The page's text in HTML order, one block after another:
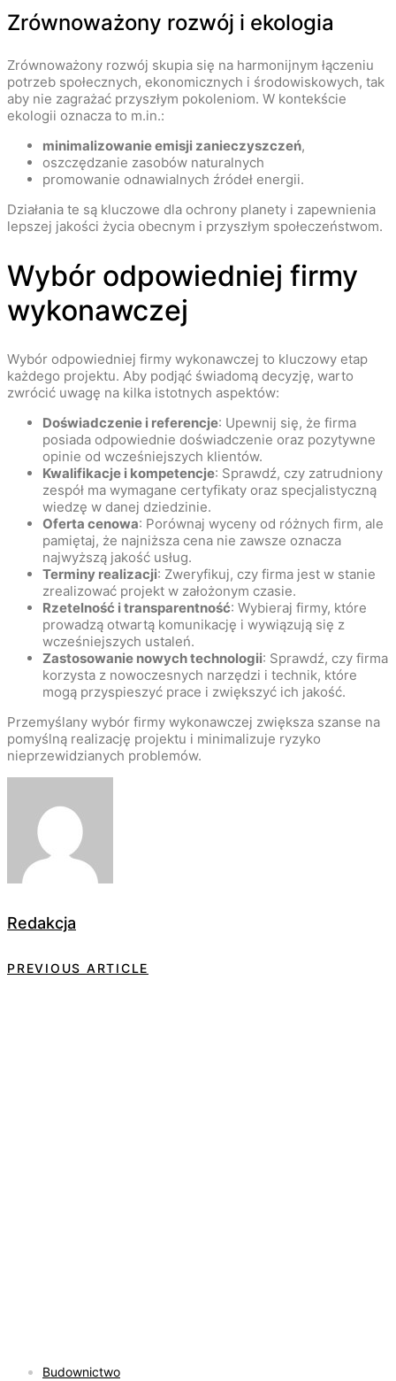
Zrównoważony rozwój i ekologia
Zrównoważony rozwój skupia się na harmonijnym łączeniu
potrzeb społecznych, ekonomicznych i środowiskowych, tak
aby nie zagrażać przyszłym pokoleniom. W kontekście
ekologii oznacza to m.in.:
minimalizowanie emisji zanieczyszczeń,
oszczędzanie zasobów naturalnych
promowanie odnawialnych źródeł energii.
Działania te są kluczowe dla ochrony planety i zapewnienia
lepszej jakości życia obecnym i przyszłym społeczeństwom.
Wybór odpowiedniej firmy
wykonawczej
Wybór odpowiedniej firmy wykonawczej to kluczowy etap
każdego projektu. Aby podjąć świadomą decyzję, warto
zwrócić uwagę na kilka istotnych aspektów:
Doświadczenie i referencje: Upewnij się, że firma
posiada odpowiednie doświadczenie oraz pozytywne
opinie od wcześniejszych klientów.
Kwalifikacje i kompetencje: Sprawdź, czy zatrudniony
zespół ma wymagane certyfikaty oraz specjalistyczną
wiedzę w danej dziedzinie.
Oferta cenowa: Porównaj wyceny od różnych firm, ale
pamiętaj, że najniższa cena nie zawsze oznacza
najwyższą jakość usług.
Terminy realizacji: Zweryfikuj, czy firma jest w stanie
zrealizować projekt w założonym czasie.
Rzetelność i transparentność: Wybieraj firmy, które
prowadzą otwartą komunikację i wywiązują się z
wcześniejszych ustaleń.
Zastosowanie nowych technologii: Sprawdź, czy firma
korzysta z nowoczesnych narzędzi i technik, które
mogą przyspieszyć prace i zwiększyć ich jakość.
Przemyślany wybór firmy wykonawczej zwiększa szanse na
pomyślną realizację projektu i minimalizuje ryzyko
nieprzewidzianych problemów.
Redakcja
PREVIOUS ARTICLE
Budownictwo